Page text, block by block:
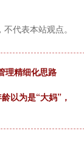
代表本站观点。
理精细化思路
以为是“大妈”，